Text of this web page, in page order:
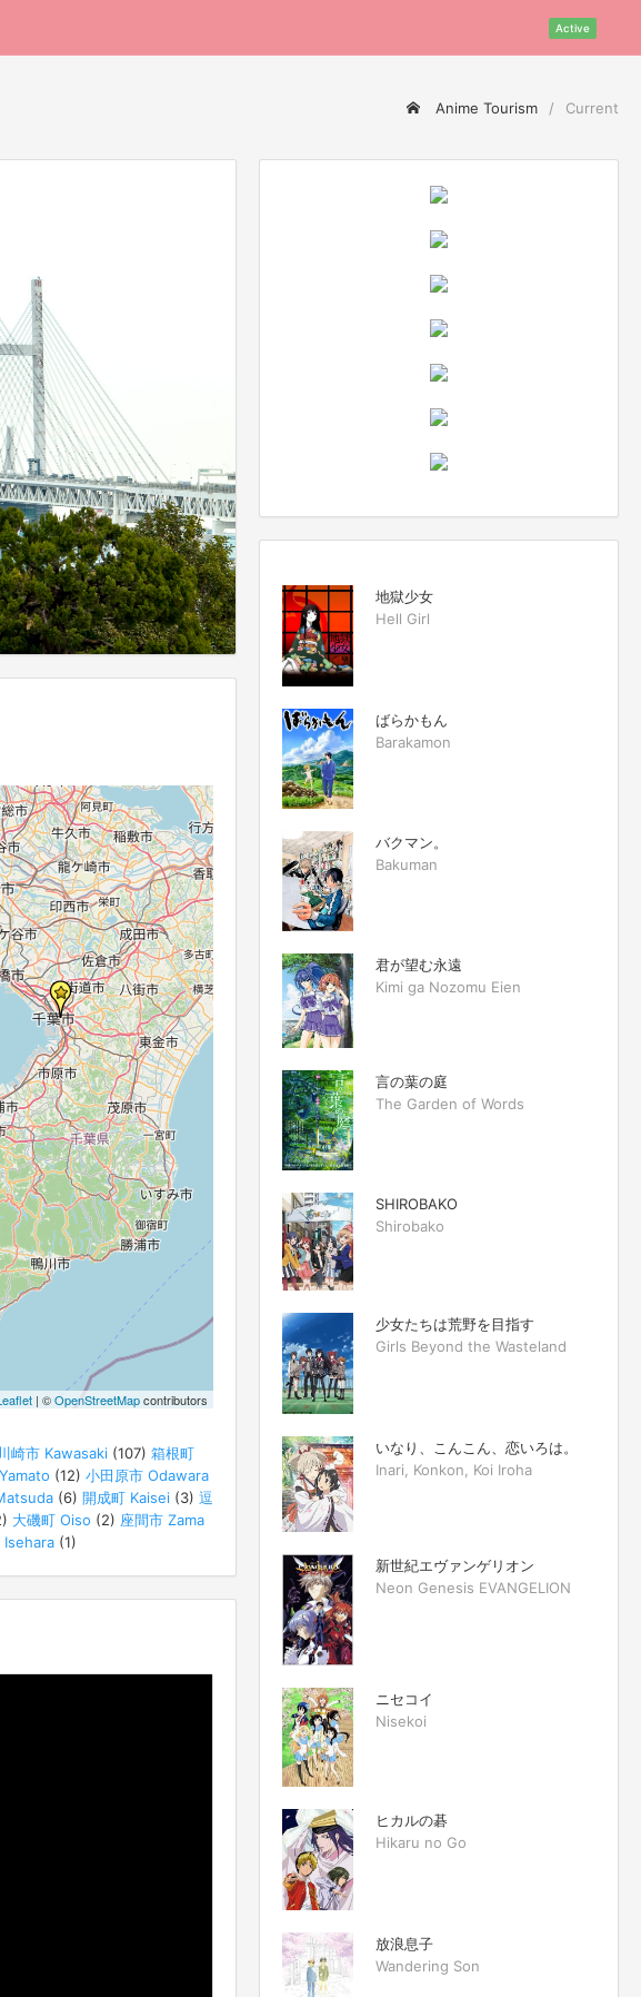
Active
Anime Tourism Current
| ©OpenStreetMapcontributors
川崎市 Kawasaki (107) 箱根町
(12) 小田原市 Odawara
(6) 開成町 Kaisei (3) 逗
大磯町 Oiso (2) 座間市 Zama
Isehara (1)
地獄少女
Hell Girl
ばらかもん
Barakamon
バクマン。
Bakuman
君が望む永遠
Kimi ga Nozomu Eien
言の葉の庭
The Garden of Words
SHIROBAKO
Shirobako
少女たちは荒野を目指す
Girls Beyond the Wasteland
いなり、こんこん、恋いろは。
Inari, Konkon, Koi Iroha
新世紀エヴァンゲリオン
Neon Genesis EVANGELION
ニセコイ
Nisekoi
ヒカルの碁
Hikaru no Go
放浪息子
Wandering Son